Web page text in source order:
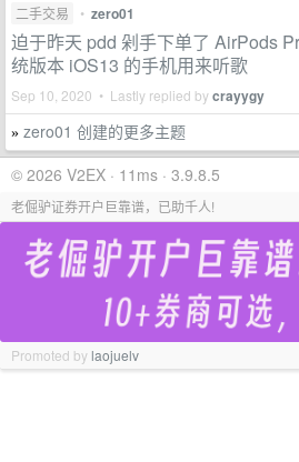
二手交易 • zero01
迫于昨天 pdd 剁手下单了 AirPods
统版本 iOS13 的手机用来听歌
Sep 10, 2020 • Lastly replied bycrayygy
» zero01 创建的更多主题
© 2026 V2EX · 11ms · 3.9.8.5
老倔驴证券开户巨靠谱，已助千人!
Promoted bylaojuelv